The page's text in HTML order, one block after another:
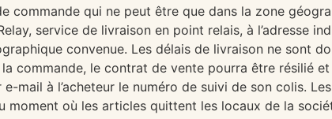
commande qui ne peut être que dans la zone
service de livraison en point relais, à l’adresse
convenue. Les délais de livraison ne sont
commande, le contrat de vente pourra être résilié et
mail à l’acheteur le numéro de suivi de son colis.
où les articles quittent les locaux de la